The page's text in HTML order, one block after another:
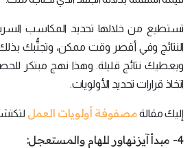
تستطيع من خلالها تحديد المكاسب
النتائج وفي أقصر وقت ممكن، وتجنُّبك
ويعطيك نتائج قليلة. وهذا نهج مبتكر
اتخاذ قرارات تحديد الأولويات.
إليك مقالةمصفوفة أولويات العمل
4- مبدأ آيزنهاور للهام والمستعجل: